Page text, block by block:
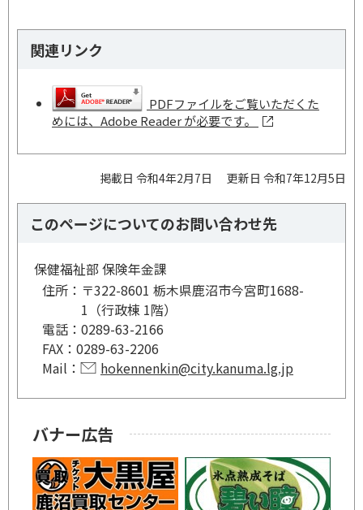
関連リンク
PDFファイルをご覧いただくた
めには、Adobe Reader が必要です。
掲載日 令和4年2月7日 更新日 令和7年12月5日
このページについてのお問い合わせ先
保健福祉部 保険年金課
住所： 〒322-8601 栃木県鹿沼市今宮町1688-
1（行政棟 1階）
電話： 0289-63-2166
FAX： 0289-63-2206
Mail：
hokennenkin@city.kanuma.lg.jp
バナー広告